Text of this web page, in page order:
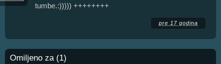
tumbe.:))))) ++++++++
pre 17 godina
Omiljeno za (1)